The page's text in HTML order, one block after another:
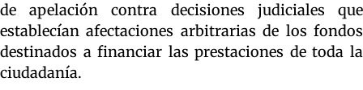
de apelación contra decisiones judiciales que
establecían afectaciones arbitrarias de los fondos
destinados a financiar las prestaciones de toda la
ciudadanía.